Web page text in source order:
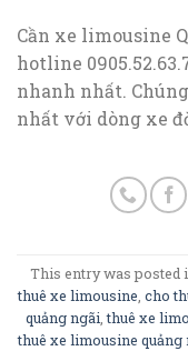
Cần xe limousine
hotline
nhanh nhất.
nhất với dòng xe
This entry was posted
thuê xe limousine cho
quảng ngãi ,thuê xe
thuê xe limousine quảng